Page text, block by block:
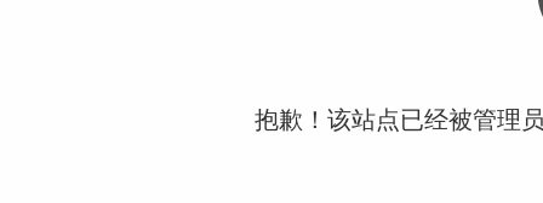
抱歉！该站点已经被管理